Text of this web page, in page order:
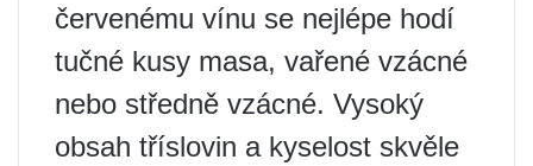
červenému vínu se nejlépe hodí
tučné kusy masa, vařené vzácné
nebo středně vzácné. Vysoký
obsah tříslovin a kyselost skvěle